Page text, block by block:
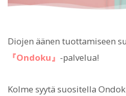
Diojen äänen tuottamiseen
『Ondoku』 -palvelua!
Kolme syytä suositella